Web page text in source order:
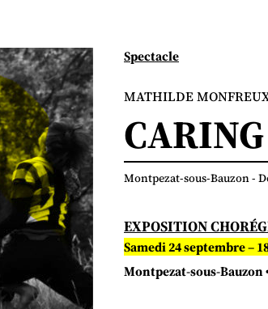
Spectacle
MATHILDE
Montpezat-sous-Bauzon -
EXPOSITION
Samedi 24 septembre –
Montpezat-sous-Bauzon